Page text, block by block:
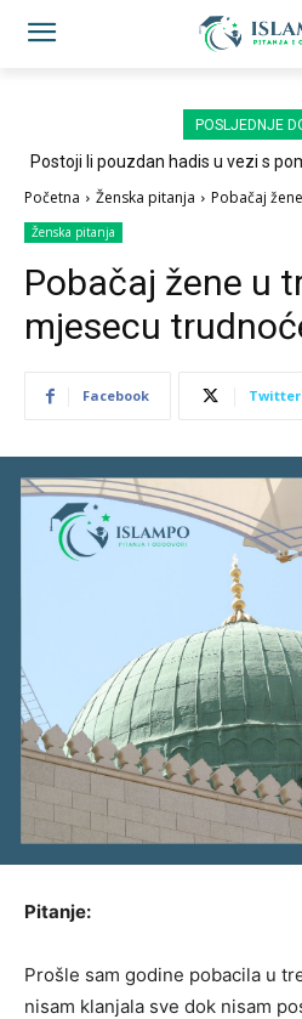
POSLJEDNJE
Postoji li pouzdan hadis u vezi s
Početna Ženska pitanja Pobačaj
Ženska pitanja
Pobačaj žene u
mjesecu
Facebook Twitter
Pitanje:
Prošle sam godine pobacila u
nisam klanjala sve dok nisam